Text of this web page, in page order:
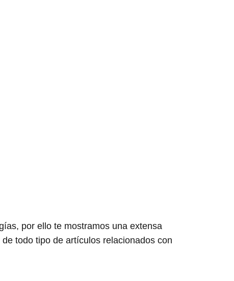
por ello te mostramos una extensa
todo tipo de artículos relacionados con